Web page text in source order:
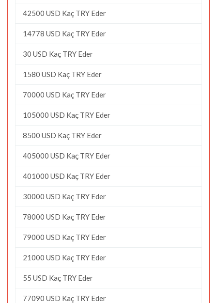
42500 USD Kaç TRY Eder
14778 USD Kaç TRY Eder
30 USD Kaç TRY Eder
1580 USD Kaç TRY Eder
70000 USD Kaç TRY Eder
105000 USD Kaç TRY Eder
8500 USD Kaç TRY Eder
405000 USD Kaç TRY Eder
401000 USD Kaç TRY Eder
30000 USD Kaç TRY Eder
78000 USD Kaç TRY Eder
79000 USD Kaç TRY Eder
21000 USD Kaç TRY Eder
55 USD Kaç TRY Eder
77090 USD Kaç TRY Eder